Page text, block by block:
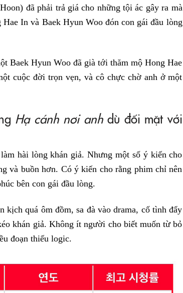
đã phải trả giá cho những tội ác gây ra mà
In và Baek Hyun Woo đón con gái đầu lòng
Baek Hyun Woo đã già tới thăm mộ Hong Hae
cuộc đời trọn vẹn, và cô chực chờ anh ở một
Hạ cánh nơi anh dù đối mặt với
hài lòng khán giả. Nhưng một số ý kiến cho
và buồn hơn. Có ý kiến cho rằng phim chỉ nên
bên con gái đầu lòng.
kịch quá ôm đồm, sa đà vào drama, cố tình đẩy
khán giả. Không ít người cho biết muốn từ bỏ
đoạn thiếu logic.